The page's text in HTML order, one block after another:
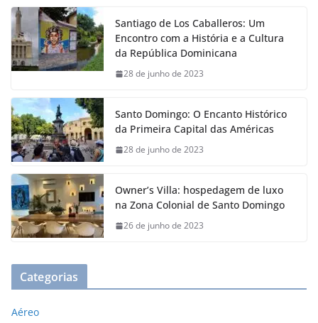
Santiago de Los Caballeros: Um
Encontro com a História e a Cultura
da República Dominicana
28 de junho de 2023
Santo Domingo: O Encanto Histórico
da Primeira Capital das Américas
28 de junho de 2023
Owner’s Villa: hospedagem de luxo
na Zona Colonial de Santo Domingo
26 de junho de 2023
Categorias
Aéreo